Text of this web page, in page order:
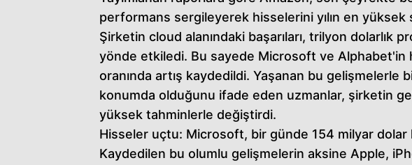
performans sergileyerek hisselerini yılın en yüksek
Şirketin cloud alanındaki başarıları, trilyon dolarlık
yönde etkiledi. Bu sayede Microsoft ve
oranında artış kaydedildi. Yaşanan bu
konumda olduğunu ifade eden uzmanlar, şirketin
yüksek tahminlerle değiştirdi.
Hisseler uçtu: Microsoft, bir günde 154 milyar dolar
Kaydedilen bu olumlu gelişmelerin aksine Apple,